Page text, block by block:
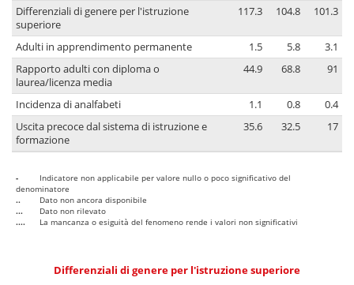
Differenziali di genere per l'istruzione
superiore
117.3 104.8 101.3
Adulti in apprendimento permanente 1.5 5.8
3.1
Rapporto adulti con diploma o
laurea/licenza media
44.9 68.8 91
Incidenza di analfabeti 1.1 0.8
0.4
Uscita precoce dal sistema di istruzione e
formazione
35.6 32.5 17
-
Indicatore non applicabile per valore nullo o poco significativo del
denominatore
..
Dato non ancora disponibile
...
Dato non rilevato
....
La mancanza o esiguità del fenomeno rende i valori non significativi
Differenziali di genere per l'istruzione superiore